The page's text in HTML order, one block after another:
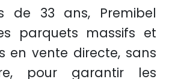
de 33 ans, Premibel
parquets massifs et
envente directe, sans
pour garantir les